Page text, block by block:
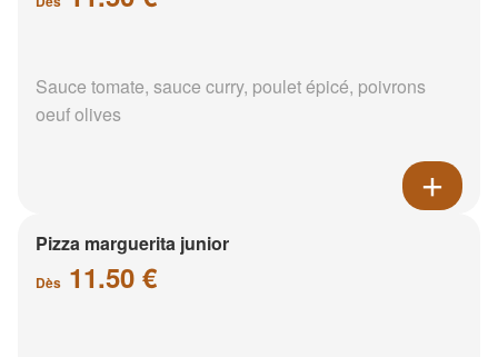
Sauce tomate, sauce curry, poulet épicé, poivrons
oeuf olives
Pizza marguerita junior
Dès 11.50 €